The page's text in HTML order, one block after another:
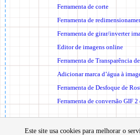
Este site usa cookies para melhorar o
Ferramenta de corte
Ferramenta de
Ferramenta de girar/inverter
Editor de imagens online
Ferramenta de Transparência
Adicionar marca d’água à
Ferramenta de Desfoque de
Ferramenta de conversão GIF 2
©Uploader de